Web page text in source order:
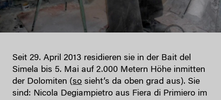
Seit 29. April 2013 residieren sie in der Bait del
Simela bis 5. Mai auf 2.000 Metern Höhe inmitten
der Dolomiten (so sieht’s da oben grad aus). Sie
sind: Nicola Degiampietro aus Fiera di Primiero im